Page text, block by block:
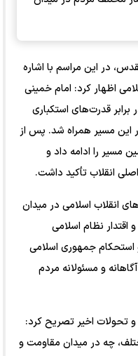
در این مراسم با اشاره
اظهار کرد: امام خمینی
برابر قدرت‌های استکباری
این مسیر همراه شد. پس از
مسیر را ادامه داد و
انقلاب تأکید داشت.
انقلاب اسلامی در میدان
نظام اسلامی
استحکام جمهوری اسلامی
و مسئولانه مردم
تحولات اخیر تصریح کرد:
چه در میدان مقاومت و